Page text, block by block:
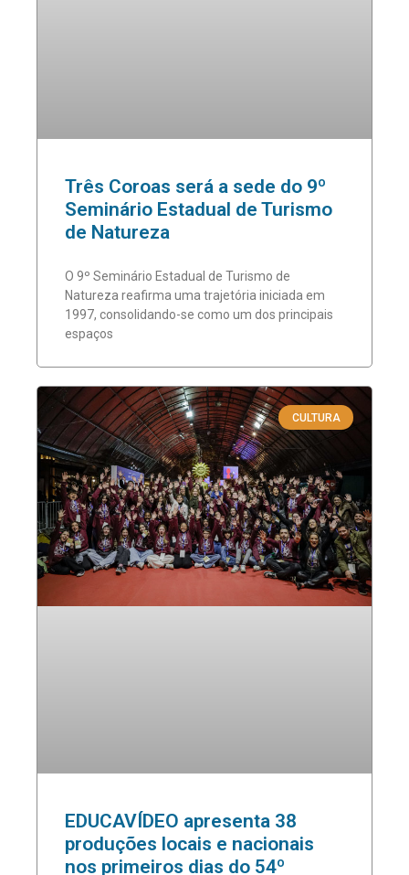
Três Coroas será a sede do 9º
Seminário Estadual de Turismo
de Natureza
O 9º Seminário Estadual de Turismo de
Natureza reafirma uma trajetória iniciada em
1997, consolidando-se como um dos principais
espaços
CULTURA
EDUCAVÍDEO apresenta 38
produções locais e nacionais
nos primeiros dias do 54º